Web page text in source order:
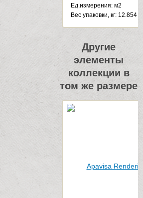
Ед.измерения: м2
Веc упаковки, кг: 12.854
Другие
элементы
коллекции в
том же размере